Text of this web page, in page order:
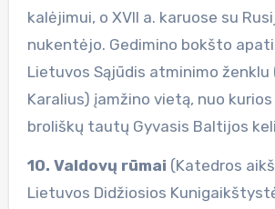
kalėjimui, o XVII a. karuose su
nukentėjo. Gedimino bokšto
Lietuvos Sąjūdis atminimo ženklu
Karalius) įamžino vietą, nuo
broliškų tautų Gyvasis Baltijos
10. Valdovų rūmai (Katedros
Lietuvos Didžiosios